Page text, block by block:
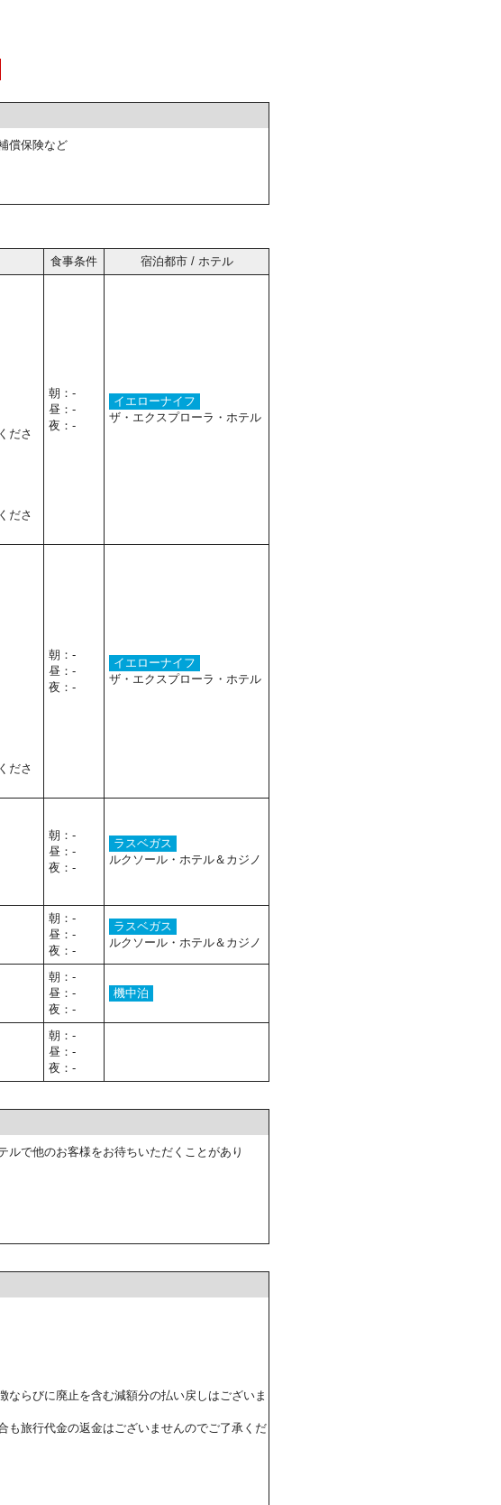
償保険など
食事条件
宿泊都市 / ホテル
ださ
ださ
朝：-
昼：-
夜：-
イエローナイフ
ザ・エクスプローラ・ホテル
ださ
朝：-
昼：-
夜：-
イエローナイフ
ザ・エクスプローラ・ホテル
朝：-
昼：-
夜：-
ラスベガス
ルクソール・ホテル＆カジノ
朝：-
昼：-
夜：-
ラスベガス
ルクソール・ホテル＆カジノ
朝：-
昼：-
夜：-
機中泊
朝：-
昼：-
夜：-
ルで他のお客様をお待ちいただくことがあり
ならびに廃止を含む減額分の払い戻しはございま
も旅行代金の返金はございませんのでご了承くだ